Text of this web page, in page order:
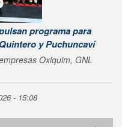
programa para
y Puchuncaví
Oxiquim, GNL
- 15:08